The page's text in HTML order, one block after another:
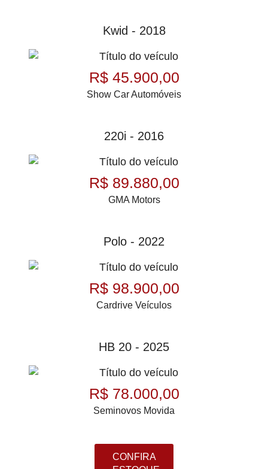
Kwid - 2018
R$ 45.900,00
Show Car Automóveis
220i - 2016
R$ 89.880,00
GMA Motors
Polo - 2022
R$ 98.900,00
Cardrive Veículos
HB 20 - 2025
R$ 78.000,00
Seminovos Movida
CONFIRA